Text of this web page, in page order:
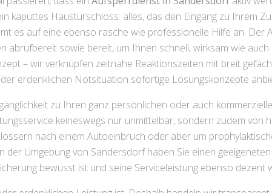
kaputtes Haustürschloss: alles, das den Eingang zu Ihrem
es auf eine ebenso rasche wie professionelle Hilfe an. Der
sowie bereit, um Ihnen schnell, wirksam wie
– wir verknüpfen zeitnahe Reaktionszeiten mit breit
erdenklichen Notsituation sofortige Lösungskonzepte
zu Ihren ganz persönlichen oder auch
keineswegs nur unmittelbar, sondern zudem von
nach einem Autoeinbruch oder aber um
der Umgebung von Sandersdorf haben Sie einen
bewusst ist und seine Serviceleistung ebenso dezent